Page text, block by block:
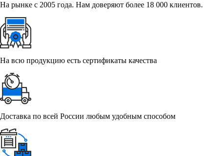
На рынке с 2005 года. Нам доверяют более 18 000 клиентов.
На всю продукцию есть сертификаты качества
Доставка по всей России любым удобным способом